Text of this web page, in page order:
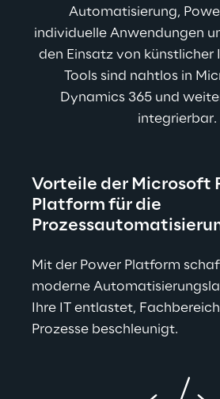
Automatisierung,
individuelle Anwendungen
den Einsatz von künstlicher
Tools sind nahtlos in
Dynamics 365 und
integrierbar.
Vorteile der Microsoft
Platform für die
Mit der Power Platform
moderne
Ihre IT entlastet,
Prozesse beschleunigt.